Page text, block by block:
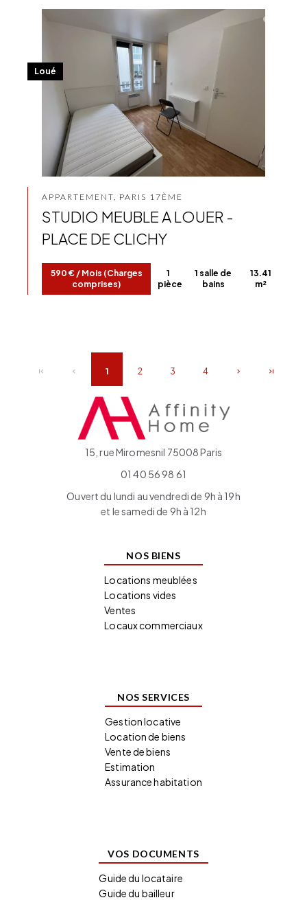
APPARTEMENT, PARIS 17ÈME
STUDIO MEUBLE A LOUER -
PLACE DE CLICHY
590 € / Mois (Charges
comprises)
1
pièce
1 salle de
bains
13.41
m²
Loué
1 2 3 4
15, rue Miromesnil 75008 Paris
01 40 56 98 61
Ouvert du lundi au vendredi de 9h à 19h
et le samedi de 9h à 12h
NOS BIENS
Locations meublées
Locations vides
Ventes
Locaux commerciaux
NOS SERVICES
Gestion locative
Location de biens
Vente de biens
Estimation
Assurance habitation
VOS DOCUMENTS
Guide du locataire
Guide du bailleur